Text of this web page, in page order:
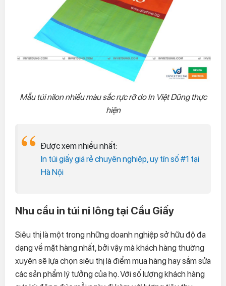
Mẫu túi nilon nhiều màu sắc rực rỡ do In Việt Dũng thực
hiện
Được xem nhiều nhất:
In túi giấy giá rẻ chuyên nghiệp, uy tín số #1 tại
Hà Nội
Nhu cầu in túi ni lông tại Cầu Giấy
Siêu thị là một trong những doanh nghiệp sở hữu độ đa
dạng về mặt hàng nhất, bởi vậy mà khách hàng thường
xuyên sẽ lựa chọn siêu thị là điểm mua hàng hay sắm sửa
các sản phẩm lý tưởng của họ. Với số lượng khách hàng